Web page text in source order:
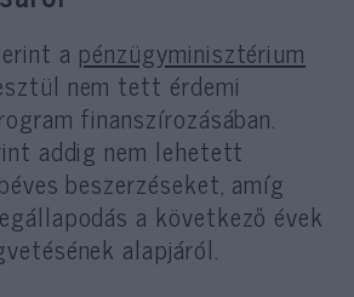
a pénzügyminisztérium
nem tett érdemi
finanszírozásában.
addig nem lehetett
beszerzéseket, amíg
a következő évek
alapjáról.